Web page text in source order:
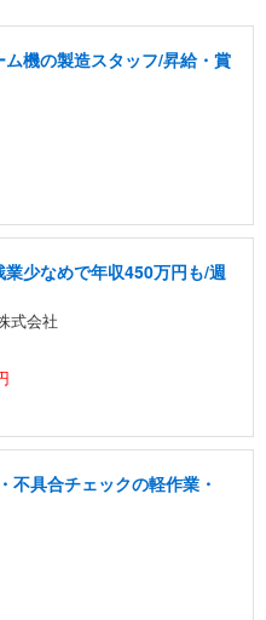
機の製造スタッフ/昇給・賞
少なめで年収450万円も/週
式会社
不具合チェックの軽作業・